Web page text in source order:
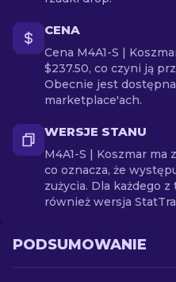
CENA
Cena M4A1-S |
$237.50, co czyni ją
Obecnie jest
marketplace'ach.
WERSJE STANU
M4A1-S | Koszmar ma
co oznacza, że
zużycia. Dla każdego
również wersja
PODSUMOWANIE